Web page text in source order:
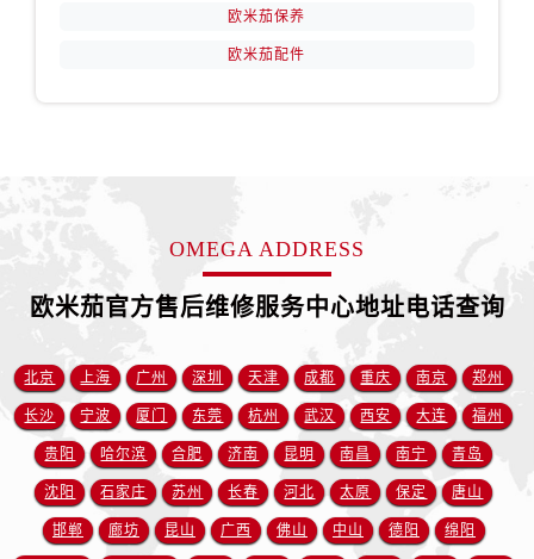
安徽省宣城市宣州区叠嶂西路欧米茄售后服务中心（需提前预约）
福建省漳州市龙文区步港路欧米茄售后服务中心（需提前预约）
江苏省淮安市清江浦区淮海北路欧米茄售后服务中心（需提前预约）
江苏省连云港市海州区通灌北路欧米茄售后服务中心（需提前预约）
江苏省南京市秦淮区中山南路1号南京中心22层22-C1-C3室欧米茄售后服务中心（需提前预约）
江苏省宿迁市宿城区西湖路欧米茄售后服务中心（需提前预约）
江苏省泰州市海陵区永定东路399号置地商务中心东塔（华润万象城）17层1706室欧米茄售后服务中心（需提前预约）
江苏省徐州市鼓楼区淮海东路29号苏宁广场IFC国际金融中心35层3508室欧米茄售后服务中心（需提前预约）
欧米茄保养
欧米茄配件
OMEGA ADDRESS
欧米茄官方售后维修服务中心地址电话查询
北京 上海 广州 深圳 天津 成都 重庆 南京 郑州
长沙 宁波 厦门 东莞 杭州 武汉 西安 大连 福州
贵阳 哈尔滨 合肥 济南 昆明 南昌 南宁 青岛
沈阳 石家庄 苏州 长春 河北 太原 保定 唐山
邯郸 廊坊 昆山 广西 佛山 中山 德阳 绵阳